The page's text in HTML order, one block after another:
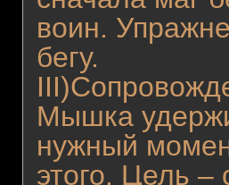
воин.
бегу.
Мышка
нужный
этого. Цель –